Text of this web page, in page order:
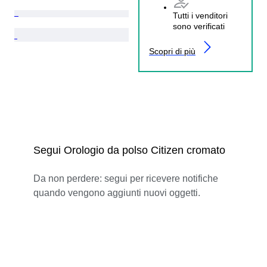
Tutti i venditori
sono verificati
Scopri di più
Segui Orologio da polso Citizen cromato
Da non perdere: segui per ricevere notifiche
quando vengono aggiunti nuovi oggetti.